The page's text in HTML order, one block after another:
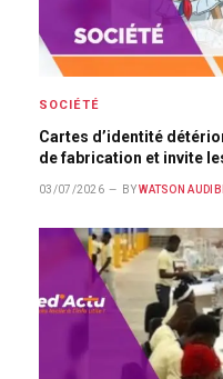
SOCIÉTÉ
Cartes d’identité
de fabrication et invite
03/07/2026 BY WATSON